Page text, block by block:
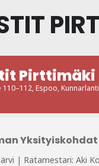
Pirttimäki
110–112, Espoo,
Yksityiskohdat
| Ratamestari: Aki